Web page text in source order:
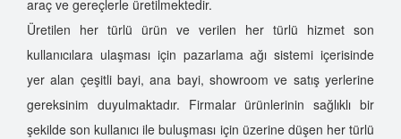
araç ve gereçlerle üretilmektedir.
Üretilen her türlü ürün ve verilen her türlü hizmet son
kullanıcılara ulaşması için pazarlama ağı sistemi içerisinde
yer alan çeşitli bayi, ana bayi, showroom ve satış yerlerine
gereksinim duyulmaktadır. Firmalar ürünlerinin sağlıklı bir
şekilde son kullanıcı ile buluşması için üzerine düşen her türlü